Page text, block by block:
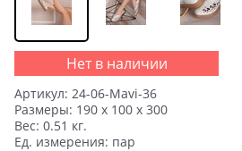
Нет в наличии
Артикул: 24-06-Mavi-36
Размеры: 190 x 100 x 300
Вес: 0.51 кг.
Ед. измерения: пар